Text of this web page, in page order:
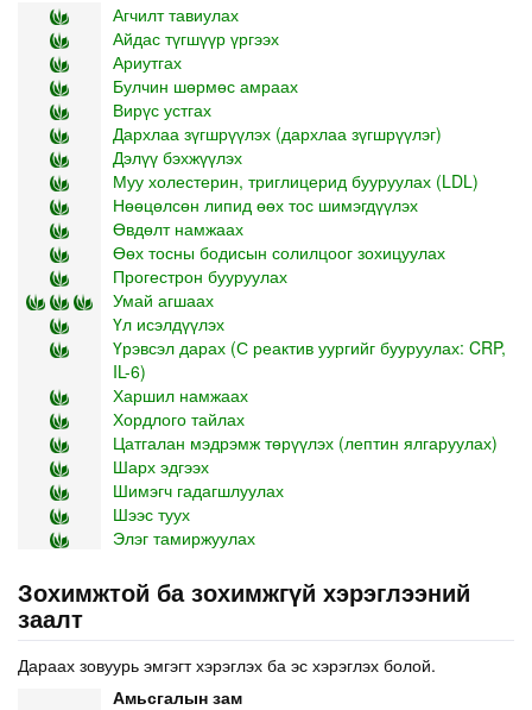
Агчилт тавиулах
Айдас түгшүүр үргээх
Ариутгах
Булчин шөрмөс амраах
Вирүс устгах
Дархлаа зүгшрүүлэх (дархлаа зүгшрүүлэг)
Дэлүү бэхжүүлэх
Муу холестерин, триглицерид бууруулах (LDL)
Нөөцөлсөн липид өөх тос шимэгдүүлэх
Өвдөлт намжаах
Өөх тосны бодисын солилцоог зохицуулах
Прогестрон бууруулах
Умай агшаах
Үл исэлдүүлэх
Үрэвсэл дарах (С реактив уургийг бууруулах: CRP,
IL-6)
Харшил намжаах
Хордлого тайлах
Цатгалан мэдрэмж төрүүлэх (лептин ялгаруулах)
Шарх эдгээх
Шимэгч гадагшлуулах
Шээс туух
Элэг тамиржуулах
Зохимжтой ба зохимжгүй хэрэглээний
заалт
Дараах зовуурь эмгэгт хэрэглэх ба эс хэрэглэх болой.
Амьсгалын зам